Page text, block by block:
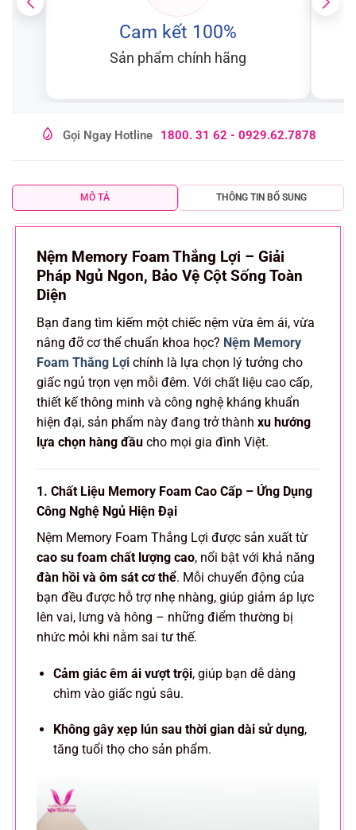
Cam kết 100%
Sản phẩm chính hãng
Gọi Ngay Hotline 1800. 31 62 - 0929.62.7878
MÔ TẢ THÔNG TIN BỔ SUNG
Nệm Memory Foam Thắng Lợi – Giải
Pháp Ngủ Ngon, Bảo Vệ Cột Sống Toàn
Diện
Bạn đang tìm kiếm một chiếc nệm vừa êm ái, vừa
nâng đỡ cơ thể chuẩn khoa học? Nệm Memory
Foam Thắng Lợi chính là lựa chọn lý tưởng cho
giấc ngủ trọn vẹn mỗi đêm. Với chất liệu cao cấp,
thiết kế thông minh và công nghệ kháng khuẩn
hiện đại, sản phẩm này đang trở thành xu hướng
lựa chọn hàng đầu cho mọi gia đình Việt.
1. Chất Liệu Memory Foam Cao Cấp – Ứng Dụng
Công Nghệ Ngủ Hiện Đại
Nệm Memory Foam Thắng Lợi được sản xuất từ
cao su foam chất lượng cao, nổi bật với khả năng
đàn hồi và ôm sát cơ thể. Mỗi chuyển động của
bạn đều được hỗ trợ nhẹ nhàng, giúp giảm áp lực
lên vai, lưng và hông – những điểm thường bị
nhức mỏi khi nằm sai tư thế.
Cảm giác êm ái vượt trội, giúp bạn dễ dàng
chìm vào giấc ngủ sâu.
Không gây xẹp lún sau thời gian dài sử dụng,
tăng tuổi thọ cho sản phẩm.